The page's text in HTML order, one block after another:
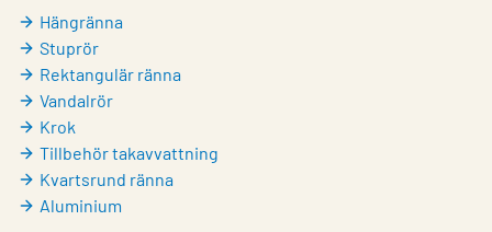
Hängränna
Stuprör
Rektangulär ränna
Vandalrör
Krok
Tillbehör takavvattning
Kvartsrund ränna
Aluminium